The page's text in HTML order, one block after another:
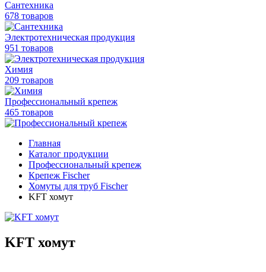
Сантехника
678 товаров
Электротехническая продукция
951 товаров
Химия
209 товаров
Профессиональный крепеж
465 товаров
Главная
Каталог продукции
Профессиональный крепеж
Крепеж Fischer
Хомуты для труб Fischer
KFT хомут
KFT хомут